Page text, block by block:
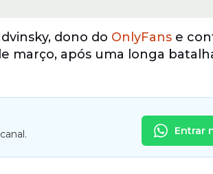
dono do OnlyFans e
março, após uma longa
Entrar